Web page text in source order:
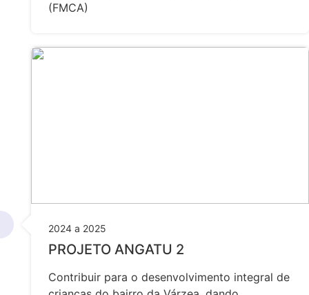
(FMCA)
2024 a 2025
PROJETO ANGATU 2
Contribuir para o desenvolvimento integral de